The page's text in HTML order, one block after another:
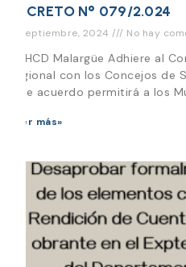
DECRETO N° 079/2.024
17 septiembre, 2024 No hay
EL HCD Malargüe Adhiere al
Regional con los Concejos de
Este acuerdo permitirá a los
Leer más»